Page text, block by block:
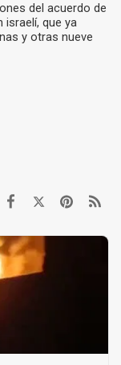
del acuerdo de
israelí, que ya
y otras nueve